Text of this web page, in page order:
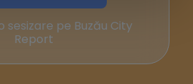
sesizare pe Buzău City
Report